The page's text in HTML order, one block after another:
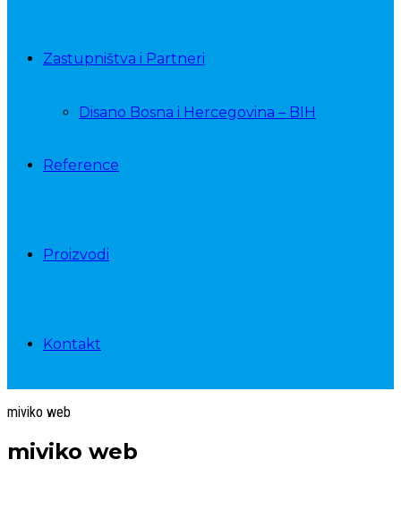
Zastupništva i Partneri
Disano Bosna i Hercegovina – BIH
Reference
Proizvodi
Kontakt
miviko web
miviko web